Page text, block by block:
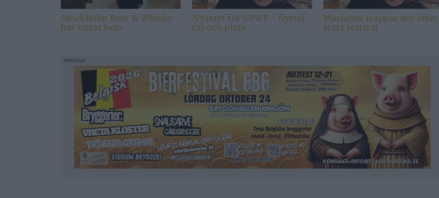
Stockholm Beer & Whisky
har hittat hem
Nystart för SBWF – flyttar
tid och plats
Marianne trappar ner efter
årets festival